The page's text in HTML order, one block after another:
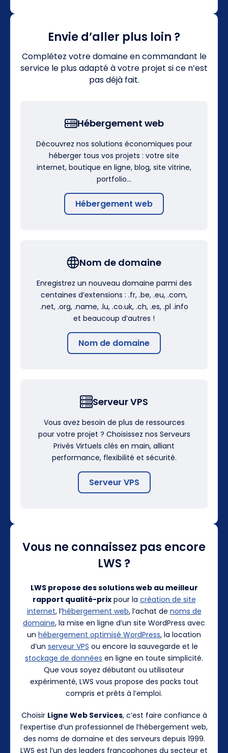
Envie d’aller plus loin ?
Complétez votre domaine en commandant le
service le plus adapté à votre projet si ce n’est
pas déjà fait.
Hébergement web
Découvrez nos solutions économiques pour
héberger tous vos projets : votre site
internet, boutique en ligne, blog, site vitrine,
portfolio…
Hébergement web
Nom de domaine
Enregistrez un nouveau domaine parmi des
centaines d’extensions : .fr, .be, .eu, .com,
.net, .org, .name, .lu, .co.uk, .ch, .es, .pl .info
et beaucoup d’autres !
Nom de domaine
Serveur VPS
Vous avez besoin de plus de ressources
pour votre projet ? Choisissez nos Serveurs
Privés Virtuels clés en main, alliant
performance, flexibilité et sécurité.
Serveur VPS
Vous ne connaissez pas encore
LWS ?
LWS propose des solutions web au meilleur
rapport qualité-prixpour la création de site
internet, l’hébergement web, l’achat de noms de
domaine, la mise en ligne d’un site WordPress avec
un hébergement optimisé WordPress, la location
d’un serveur VPS ou encore la sauvegarde et le
stockage de données en ligne en toute simplicité.
Que vous soyez débutant ou utilisateur
expérimenté, LWS vous propose des packs tout
compris et prêts à l’emploi.
Choisir Ligne Web Services, c’est faire confiance à
l’expertise d’un professionnel de l’hébergement web,
des noms de domaine et des serveurs depuis 1999.
LWS est l’un des leaders francophones du secteur et